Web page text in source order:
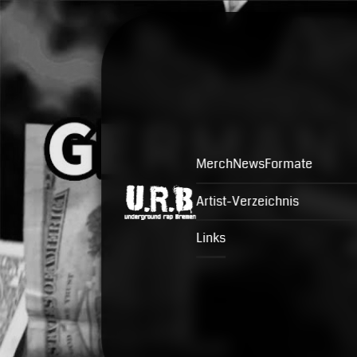
MerchNewsFormate
Artist-Verzeichnis
Links